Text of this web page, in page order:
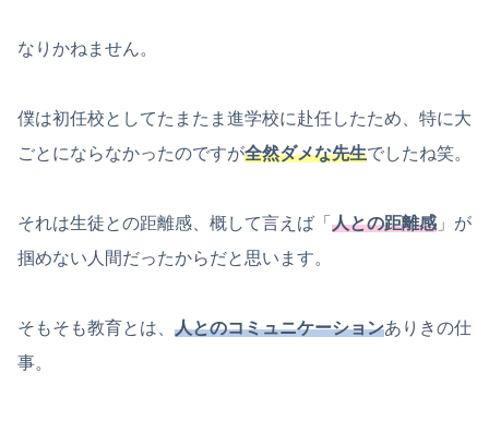
なりかねません。
僕は初任校としてたまたま進学校に赴任したため、特に大
ごとにならなかったのですが全然ダメな先生でしたね笑。
それは生徒との距離感、概して言えば「 人との距離感 」が
掴めない人間だったからだと思います。
そもそも教育とは、 人とのコミュニケーションありきの仕
事。